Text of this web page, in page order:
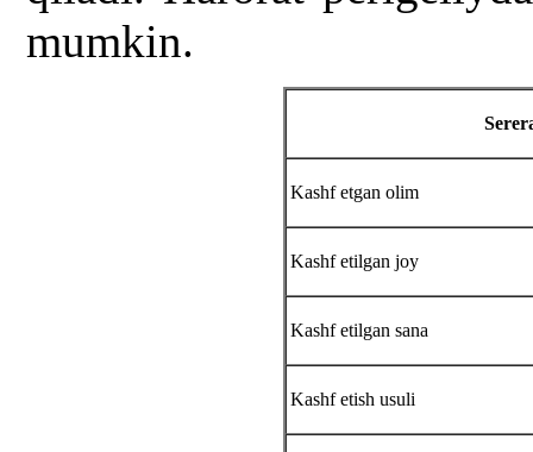
mumkin.
Kashf etgan olim
Kashf etilgan joy
Kashf etilgan sana
Kashf etish usuli